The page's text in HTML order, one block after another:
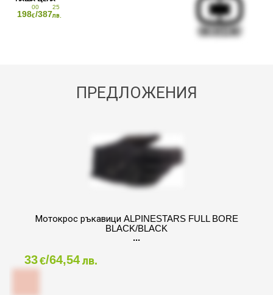
ПРЕДЛОЖЕНИЯ
Мотокрос ръкавици ALPINESTARS FULL BORE
BLACK/BLACK
33€/64,54 лв.
198
00
€/387
25
лв.